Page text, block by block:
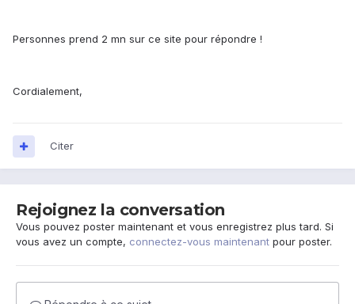
Personnes prend 2 mn sur ce site pour répondre !
Cordialement,
Citer
Rejoignez la conversation
Vous pouvez poster maintenant et vous enregistrez plus tard. Si
vous avez un compte, connectez-vous maintenant pour poster.